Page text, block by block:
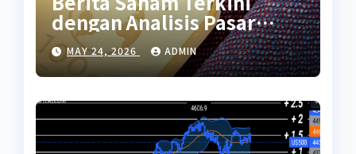
dengan Analisis Pasar
Global
MAY 24, 2026 ADMIN